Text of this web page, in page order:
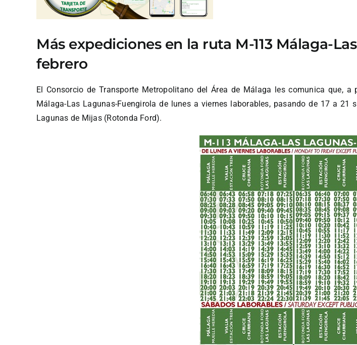
Más expediciones en la ruta M-113 Málaga-
febrero
El Consorcio de Transporte Metropolitano del Área de Málaga les comunica que,
Málaga-Las Lagunas-Fuengirola de lunes a viernes laborables, pasando de 17 a
Lagunas de Mijas (Rotonda Ford).